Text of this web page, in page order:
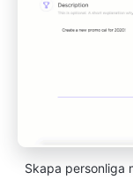
Skapa personliga